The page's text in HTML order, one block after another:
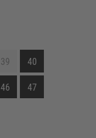
39 40
46 47